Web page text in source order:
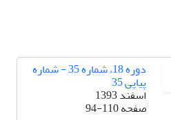
دوره 18، شماره 35 - شماره
پیاپی 35
اسفند 1393
صفحه94-110